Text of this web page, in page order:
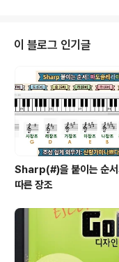
등의 원하는 작업을 할 수 있
[그림] ADO.NET 구조
.NET Framework 데이터 공
및 원하는 작업 처리를 담당하
이 블로그 인기글
Sharp(#)을 붙이는 순서
따른 장조